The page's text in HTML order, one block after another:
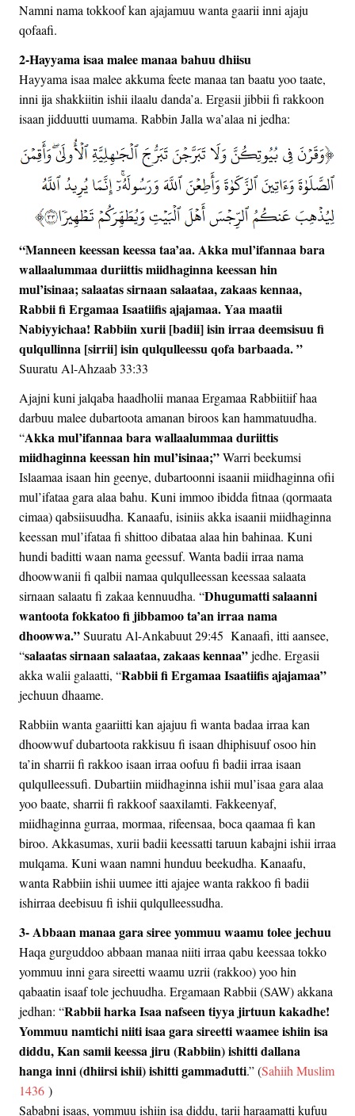
Namni nama tokkoof kan ajajamuu wanta gaarii inni ajaju
qofaafi.
2-Hayyama isaa malee manaa bahuu dhiisu
Hayyama isaa malee akkuma feete manaa tan baatu yoo taate,
inni ija shakkiitin ishii ilaalu danda’a. Ergasii jibbii fi rakkoon
isaan jidduutti uumama. Rabbin Jalla wa’alaa ni jedha:
“Manneen keessan keessa taa’aa. Akka mul’ifannaa bara
wallaalummaa duriittis miidhaginna keessan hin
mul’isinaa; salaatas sirnaan salaataa, zakaas kennaa,
Rabbii fi Ergamaa Isaatiifis ajajamaa. Yaa maatii
Nabiyyichaa! Rabbiin xurii [badii] isin irraa deemsisuu fi
qulqullinna [sirrii] isin qulqulleessu qofa barbaada. ”
Suuratu Al-Ahzaab 33:33
Ajajni kuni jalqaba haadholii manaa Ergamaa Rabbiitiif haa
darbuu malee dubartoota amanan biroos kan hammatuudha.
“Akka mul’ifannaa bara wallaalummaa duriittis
miidhaginna keessan hin mul’isinaa;”Warri beekumsi
Islaamaa isaan hin geenye, dubartoonni isaanii miidhaginna ofii
mul’ifataa gara alaa bahu. Kuni immoo ibidda fitnaa (qormaata
cimaa) qabsiisuudha. Kanaafu, isiniis akka isaanii miidhaginna
keessan mul’ifataa fi shittoo dibataa alaa hin bahinaa. Kuni
hundi baditti waan nama geessuf. Wanta badii irraa nama
dhoowwanii fi qalbii namaa qulqulleessan keessaa salaata
sirnaan salaatu fi zakaa kennuudha. “Dhugumatti salaanni
wantoota fokkatoo fi jibbamoo ta’an irraa nama
dhoowwa.”Suuratu Al-Ankabuut 29:45 Kanaafi, itti aansee,
“salaatas sirnaan salaataa, zakaas kennaa”jedhe. Ergasii
akka walii galaatti, “Rabbii fi Ergamaa Isaatiifis ajajamaa”
jechuun dhaame.
Rabbiin wanta gaariitti kan ajajuu fi wanta badaa irraa kan
dhoowwuf dubartoota rakkisuu fi isaan dhiphisuuf osoo hin
ta’in sharrii fi rakkoo isaan irraa oofuu fi badii irraa isaan
qulqulleessufi. Dubartiin miidhaginna ishii mul’isaa gara alaa
yoo baate, sharrii fi rakkoof saaxilamti. Fakkeenyaf,
miidhaginna gurraa, mormaa, rifeensaa, boca qaamaa fi kan
biroo. Akkasumas, xurii badii keessatti taruun kabajni ishii irraa
mulqama. Kuni waan namni hunduu beekudha. Kanaafu,
wanta Rabbiin ishii uumee itti ajajee wanta rakkoo fi badii
ishirraa deebisuu fi ishii qulqulleessudha.
3- Abbaan manaa gara siree yommuu waamu tolee jechuu
Haqa gurguddoo abbaan manaa niiti irraa qabu keessaa tokko
yommuu inni gara sireetti waamu uzrii (rakkoo) yoo hin
qabaatin isaaf tole jechuudha. Ergamaan Rabbii (SAW) akkana
jedhan: “Rabbii harka Isaa nafseen tiyya jirtuun kakadhe!
Yommuu namtichi niiti isaa gara sireetti waamee ishiin isa
diddu, Kan samii keessa jiru (Rabbiin) ishitti dallana
hanga inni (dhiirsi ishii) ishitti gammadutti.” (Sahiih Muslim
1436 )
Sababni isaas, yommuu ishiin isa diddu, tarii haraamatti kufuu